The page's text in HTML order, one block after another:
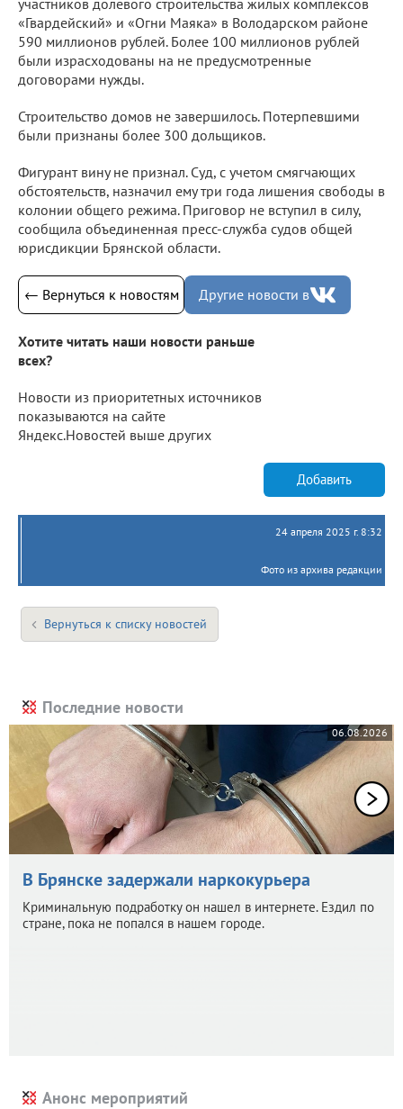
«Гвардейский» и «Огни Маяка» в Володарском районе
590 миллионов рублей. Более 100 миллионов рублей
были израсходованы на не предусмотренные
договорами нужды.
Строительство домов не завершилось. Потерпевшими
были признаны более 300 дольщиков.
Фигурант вину не признал. Суд, с учетом смягчающих
обстоятельств, назначил ему три года лишения свободы в
колонии общего режима. Приговор не вступил в силу,
сообщила объединенная пресс-служба судов общей
юрисдикции Брянской области.
← Вернуться к новостям Другие новости в
Хотите читать наши новости раньше
всех?
Новости из приоритетных источников
показываются на сайте
Яндекс.Новостей выше других
Добавить
24 апреля 2025 г. 8:32
Фото из архива редакции
Вернуться к списку новостей
Последние новости
06.08.2026
В Брянске задержали наркокурьера
Криминальную подработку он нашел в интернете. Ездил по
стране, пока не попался в нашем городе.
Анонс мероприятий